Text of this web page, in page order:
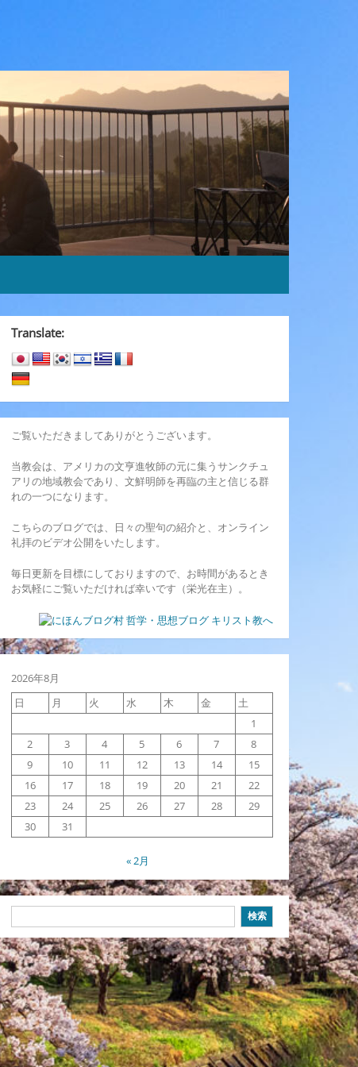
Translate:
ご覧いただきましてありがとうございます。
当教会は、アメリカの文亨進牧師の元に集うサンクチュ
アリの地域教会であり、文鮮明師を再臨の主と信じる群
れの一つになります。
こちらのブログでは、日々の聖句の紹介と、オンライン
礼拝のビデオ公開をいたします。
毎日更新を目標にしておりますので、お時間があるとき
お気軽にご覧いただければ幸いです（栄光在主）。
2026年8月
日
月 火 水 木 金
土
1
2
3 4 5 6 7
8
9
10 11 12 13 14
15
16
17 18 19 20 21
22
23
24 25 26 27 28
29
30
31
« 2月
索
検索